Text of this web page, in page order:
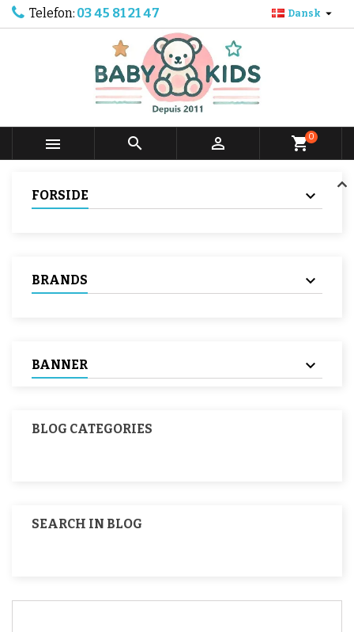
Telefon: 03 45 81 21 47 Dansk 
   shopping_cart0
FORSIDE
BRANDS
BANNER
BLOG CATEGORIES
SEARCH IN BLOG